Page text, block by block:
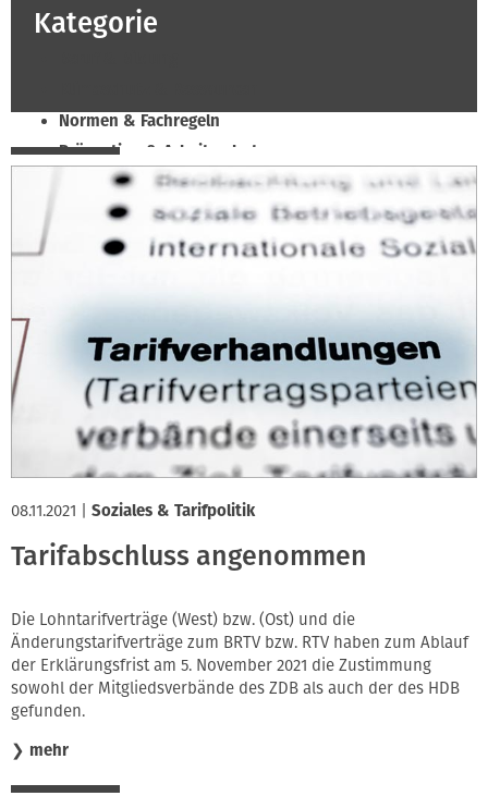
Kategorie
Normen & Fachregeln
Prävention & Arbeitsschutz
Recht & Wirtschaft
Soziales & Tarifpolitik
Verband & Innungen
08.11.2021 Soziales & Tarifpolitik
Tarifabschluss angenommen
Die Lohntarifverträge (West) bzw. (Ost) und die
Änderungstarifverträge zum BRTV bzw. RTV haben zum Ablauf
der Erklärungsfrist am 5. November 2021 die Zustimmung
sowohl der Mitgliedsverbände des ZDB als auch der des HDB
gefunden.
❯ mehr